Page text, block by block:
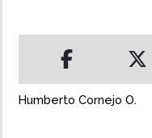
Humberto Cornejo O.